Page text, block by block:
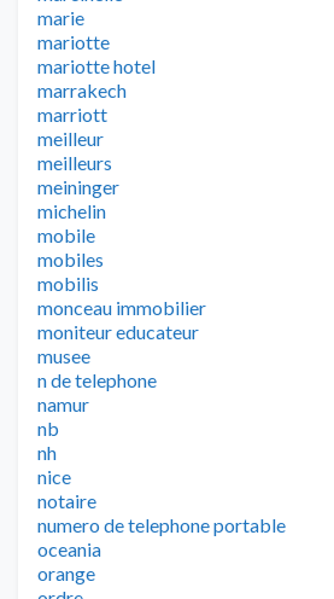
marie
mariotte
mariotte hotel
marrakech
marriott
meilleur
meilleurs
meininger
michelin
mobile
mobiles
mobilis
monceau immobilier
moniteur educateur
musee
n de telephone
namur
nb
nh
nice
notaire
numero de telephone portable
oceania
orange